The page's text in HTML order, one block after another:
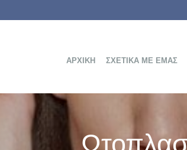
ΑΡΧΙΚΉ ΣΧΕΤΙΚΆ ΜΕ ΕΜΆΣ